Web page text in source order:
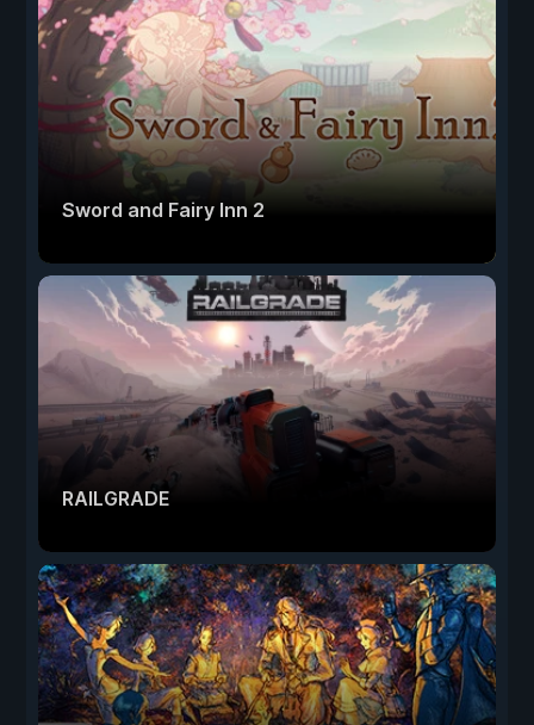
Sword and Fairy Inn 2
RAILGRADE